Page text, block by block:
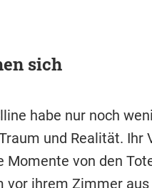
sich
habe nur noch
und Realität. Ihr
von den
vor ihrem Zimmer aus